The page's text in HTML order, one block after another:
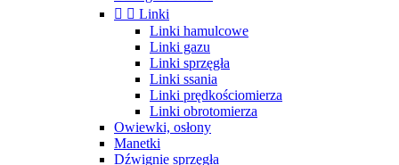
  Linki
Linki hamulcowe
Linki gazu
Linki sprzęgła
Linki ssania
Linki prędkościomierza
Linki obrotomierza
Owiewki, osłony
Manetki
Dźwignie sprzęgła